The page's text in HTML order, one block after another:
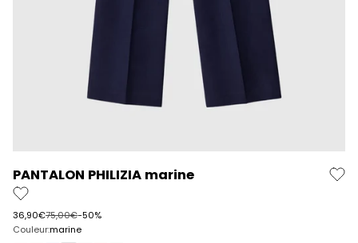
PANTALON PHILIZIA marine
Prix de vente
36,90€Prix normal
75,00€-50%
Couleur:marine